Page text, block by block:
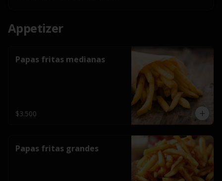
Appetizer
Papas fritas medianas
$3.500
Papas fritas grandes